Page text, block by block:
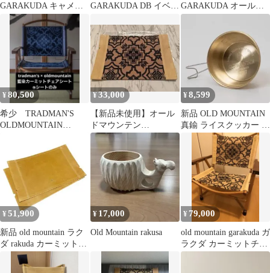
GARAKUDA キャメル
2脚分 チェアカスタム
セット
GARAKUDA DB イベン GARAKUDA オールド
マウンテン
¥80,500
希少 TRADMAN'S
OLDMOUNTAIN
¥33,000
【新品未使用】オール
ドマウンテン
GARAKUDA ガラクダ
¥8,599
新品 OLD MOUNTAIN
真鍮 ライスクッカー シ
ェラカップ480深型
¥ 51,900
新品 old mountain ラク
ダ rakuda カーミットチ
ェア 張り替え
¥ 17,000
Old Mountain rakusa
¥ 79,000
old mountain garakuda ガ
ラクダ カーミットチェ
ア